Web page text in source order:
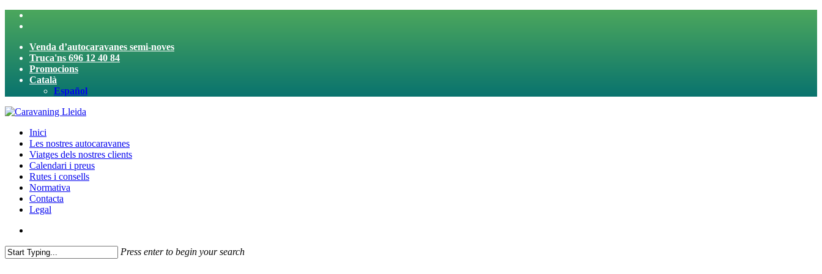
Skip
contentVenda d’autocaravanes semi-noves
Truca'ns 696 12 40 84
Promocions
Català
Español
search
Menu
Inici
Les nostres autocaravanes
Viatges dels nostres clients
Calendari i preus
Rutes i consells
Normativa
Contacta
Legal
Press enter to begin your search